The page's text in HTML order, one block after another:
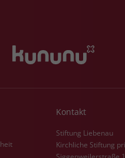
Kontakt
Stiftung Liebenau
Kirchliche Stiftung